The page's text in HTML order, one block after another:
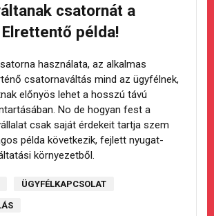
csatornát a
példa!
használata, az alkalmas
csatornaváltás mind az ügyfélnek,
előnyös lehet a hosszú távú
No de hogyan fest a
csak saját érdekeit tartja szem
példa következik, fejlett nyugat-
környezetből.
ÜGYFÉLKAPCSOLAT